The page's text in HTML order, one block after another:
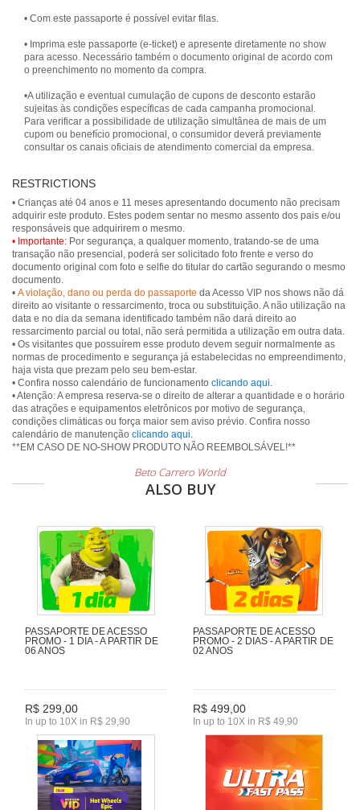
• Com este passaporte é possível evitar filas.
• Imprima este passaporte (e-ticket) e apresente diretamente no show
para acesso. Necessário também o documento original de acordo com
o preenchimento no momento da compra.
•A utilização e eventual cumulação de cupons de desconto estarão
sujeitas às condições específicas de cada campanha promocional.
Para verificar a possibilidade de utilização simultânea de mais de um
cupom ou benefício promocional, o consumidor deverá previamente
consultar os canais oficiais de atendimento comercial da empresa.
RESTRICTIONS
• Crianças até 04 anos e 11 meses apresentando documento não precisam
adquirir este produto. Estes podem sentar no mesmo assento dos pais e/ou
• Importante: Por segurança, a qualquer momento, tratando-se de uma
transação não presencial, poderá ser solicitado foto frente e verso do
documento original com foto e selfie do titular do cartão segurando o mesmo
documento.
• A violação, dano ou perda do passaporte da Acesso VIP nos shows não dá
direito ao visitante o ressarcimento, troca ou substituição. A não utilização na
data e no dia da semana identificado também não dará direito ao
ressarcimento parcial ou total, não será permitida a utilização em outra data.
• Os visitantes que possuírem esse produto devem seguir normalmente as
normas de procedimento e segurança já estabelecidas no empreendimento,
haja vista que prezam pelo seu bem-estar.
• Confira nosso calendário de funcionamento clicando aqui.
• Atenção: A empresa reserva-se o direito de alterar a quantidade e o horário
das atrações e equipamentos eletrônicos por motivo de segurança,
condições climáticas ou força maior sem aviso prévio. Confira nosso
calendário de manutenção clicando aqui.
Beto Carrero World
ALSO BUY
PASSAPORTE DE ACESSO
PROMO - 1 DIA - A PARTIR DE
06 ANOS
R$ 299,00
In up to 10X in R$ 29,90
PASSAPORTE DE ACESSO
PROMO - 2 DIAS - A PARTIR DE
02 ANOS
R$ 499,00
In up to 10X in R$ 49,90